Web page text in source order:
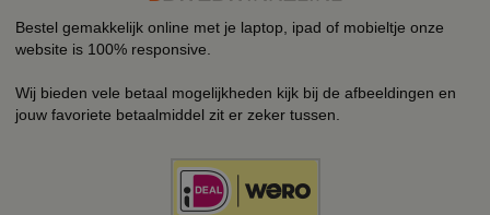
Bestel gemakkelijk online met je laptop, ipad of mobieltje onze
website is 100% responsive.
Wij bieden vele betaal mogelijkheden kijk bij de afbeeldingen en
jouw favoriete betaalmiddel zit er zeker tussen.